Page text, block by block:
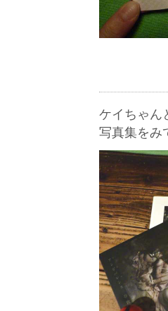
ケイちゃん
写真集をみ